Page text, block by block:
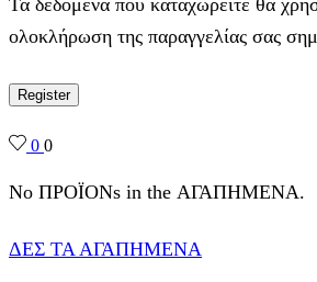
ολοκλήρωση της παραγγελίας σας
Register
0 0
No ΠΡΟΪΟΝs in the ΑΓΑΠΗΜΕΝΑ.
ΔΕΣ ΤΑ ΑΓΑΠΗΜΕΝΑ